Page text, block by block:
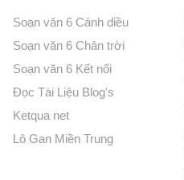
Soạn văn 6 Cánh diều
Soạn văn 6 Chân trời
Soạn văn 6 Kết nối
Đọc Tài Liệu Blog's
Ketqua net
Lô Gan Miền Trung